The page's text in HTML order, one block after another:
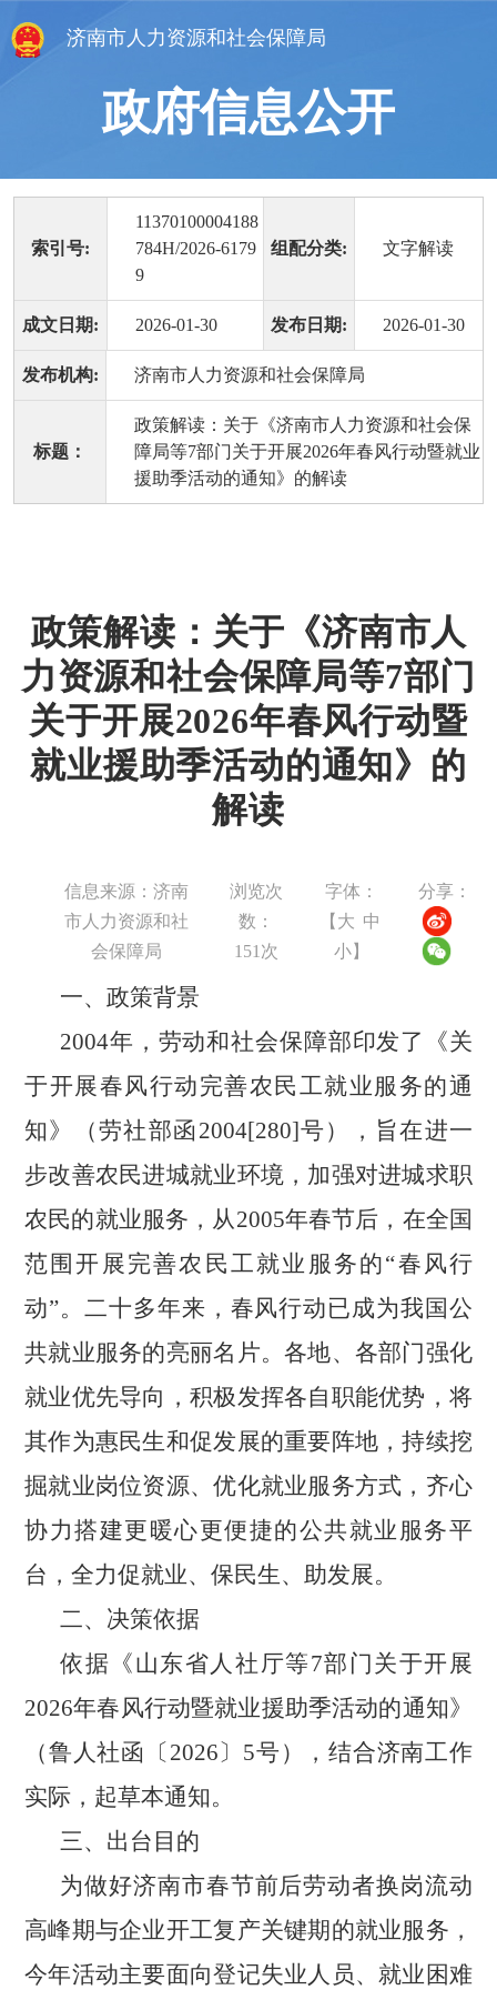
济南市人力资源和社会保障局
政府信息公开
索引号:
11370100004188
784H/2026-6179
9
组配分类: 文字解读
成文日期: 2026-01-30 发布日期: 2026-01-30
发布机构: 济南市人力资源和社会保障局
标题：
政策解读：关于《济南市人力资源和社会保
障局等7部门关于开展2026年春风行动暨就业
援助季活动的通知》的解读
政策解读：关于《济南市人
力资源和社会保障局等7部门
关于开展2026年春风行动暨
就业援助季活动的通知》的
解读
信息来源：济南
市人力资源和社
会保障局
浏览次
数：
151 次
字体：
【 大 中
小】
分享：
一、政策背景
2004年，劳动和社会保障部印发了《关
于开展春风行动完善农民工就业服务的通
知》（劳社部函2004[280]号），旨在进一
步改善农民进城就业环境，加强对进城求职
农民的就业服务，从2005年春节后，在全国
范围开展完善农民工就业服务的“春风行
动”。二十多年来，春风行动已成为我国公
共就业服务的亮丽名片。各地、各部门强化
就业优先导向，积极发挥各自职能优势，将
其作为惠民生和促发展的重要阵地，持续挖
掘就业岗位资源、优化就业服务方式，齐心
协力搭建更暖心更便捷的公共就业服务平
台， 全力促就业、保民生、助发展。
二、决策依据
依据《山东省人社厅等7部门关于开展
2026年春风行动暨就业援助季活动的通知》
（鲁人社函〔 2026〕 5号），结合济南工作
实际，起草本通知。
三、出台目的
为做好济南市春节前后劳动者换岗流动
高峰期与企业开工复产关键期的就业服务，
今年活动主要面向登记失业人员、就业困难